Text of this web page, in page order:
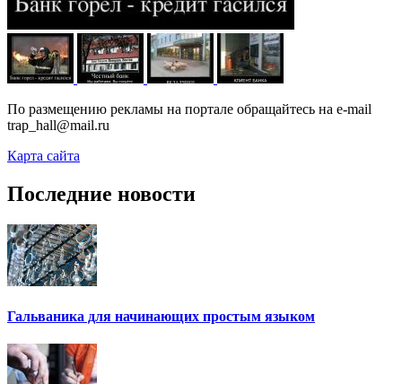
По размещению рекламы на портале обращайтесь на e-mail
trap_hall@mail.ru
Карта сайта
Последние новости
Гальваника для начинающих простым языком